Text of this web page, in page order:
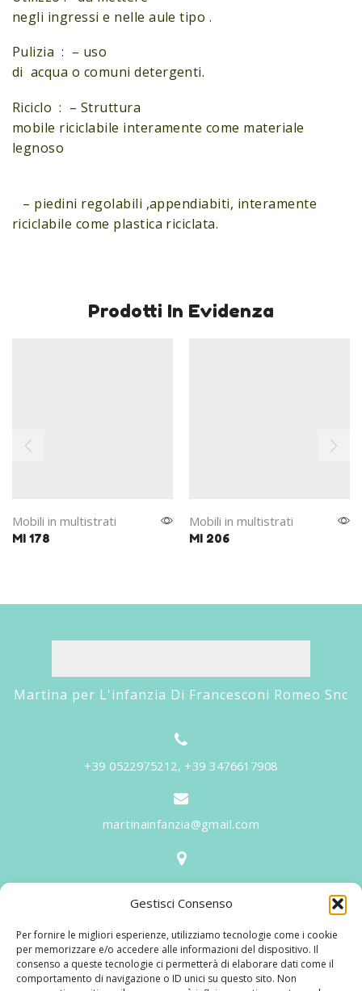
Gestisci Consenso
Per fornire le migliori esperienze, utilizziamo tecnologie come i cookie
per memorizzare e/o accedere alle informazioni del dispositivo. Il
consenso a queste tecnologie ci permetterà di elaborare dati come il
comportamento di navigazione o ID unici su questo sito. Non
negli ingressi e nelle aule tipo .
Pulizia : – uso
di acqua o comuni detergenti.
Riciclo : – Struttura
mobile riciclabile interamente come materiale
legnoso
– piedini regolabili ,appendiabiti, interamente
riciclabile come plastica riciclata.
Prodotti In Evidenza
Mobili in multistrati
MI 178
Mobili in multistrati
MI 206
Martina per L'infanzia Di Francesconi Romeo Snc
+39 0522975212, +39 3476617908
martinainfanzia@gmail.com
V.le Tiziano, 20 - 42046 Reggiolo
Martina per l'Infanzia, un nome ed un progetto che
nasce prima di tutto da una provata esperienza